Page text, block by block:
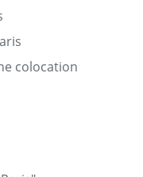
colocation